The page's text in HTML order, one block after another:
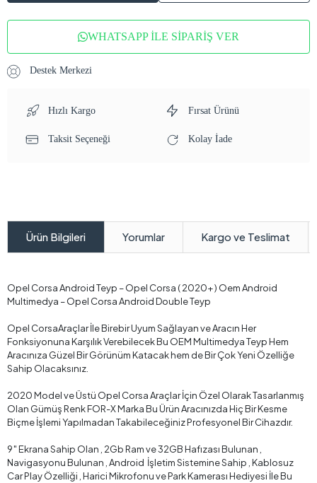
WHATSAPP İLE SİPARİŞ VER
Destek Merkezi
Hızlı Kargo Fırsat Ürünü
Taksit Seçeneği Kolay İade
Ürün Bilgileri Yorumlar Kargo ve Teslimat
Opel Corsa Android Teyp – Opel Corsa ( 2020+ ) Oem Android
Multimedya – Opel Corsa Android Double Teyp
Opel CorsaAraçlar İle Birebir Uyum Sağlayan ve Aracın Her
Fonksiyonuna Karşılık Verebilecek Bu OEM Multimedya Teyp Hem
Aracınıza Güzel Bir Görünüm Katacak hem de Bir Çok Yeni Özelliğe
Sahip Olacaksınız.
2020 Model ve Üstü Opel Corsa Araçlar İçin Özel Olarak Tasarlanmış
Olan Gümüş Renk FOR-X Marka Bu Ürün Aracınızda Hiç Bir Kesme
Biçme İşlemi Yapılmadan Takabileceğiniz Profesyonel Bir Cihazdır.
9″ Ekrana Sahip Olan , 2Gb Ram ve 32GB Hafızası Bulunan ,
Navigasyonu Bulunan , Android İşletim Sistemine Sahip , Kablosuz
Car Play Özelliği , Harici Mikrofonu ve Park Kamerası Hediyesi İle Bu